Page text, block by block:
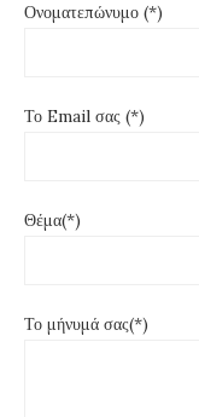
Ονοματεπώνυμο (*)
Το Email σας (*)
Θέμα(*)
Το μήνυμά σας(*)